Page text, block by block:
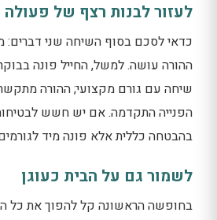
לעזור לבנות רצף של פעולה
כדאי לסכם בסוף השיחה שני דברים:
ההורה עושה. למשל, החייל פונה
שיחה עם גורם מקצועי; ההורה
הפנייה התקדמה. אם יש חשש
בהבטחה כללית אלא פונה מיד
לשמור גם על הבית כעוגן
בחופשה הראשונה קל להפוך את כל